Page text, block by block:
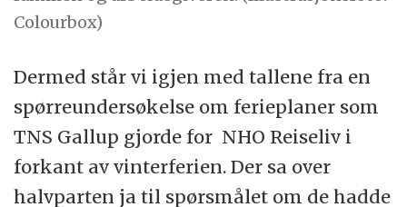
Colourbox)
Dermed står vi igjen med tallene fra en
spørreundersøkelse om ferieplaner som
TNS Gallup gjorde for NHO Reiseliv i
forkant av vinterferien. Der sa over
halvparten ja til spørsmålet om de hadde